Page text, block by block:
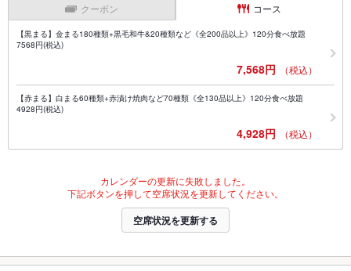
クーポン コース
【黒まる】金まる180種類+黒毛和牛&20種類など《全200品以上》120分食べ放題
7568円(税込)
7,568円 （税込）
【赤まる】白まる60種類+赤漬け焼肉など70種類《全130品以上》120分食べ放題
4928円(税込)
4,928円 （税込）
カレンダーの更新に失敗しました。
下記ボタンを押して空席状況を更新してください。
空席状況を更新する